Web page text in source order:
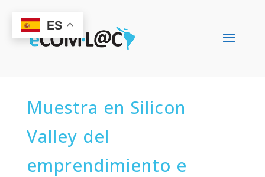
Muestra en Silicon
Valley del
emprendimiento e
ES